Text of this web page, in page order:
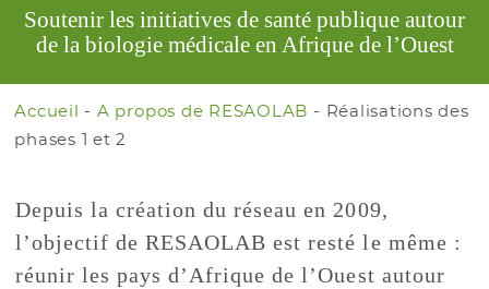
Soutenir les initiatives de santé publique autour
de la biologie médicale en Afrique de l’Ouest
Accueil - A propos de RESAOLAB - Réalisations des
phases 1 et 2
Depuis la création du réseau en 2009,
l’objectif de RESAOLAB est resté le même :
réunir les pays d’Afrique de l’Ouest autour